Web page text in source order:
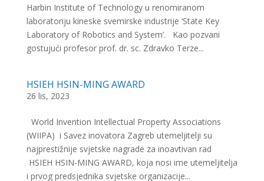
Harbin Institute of Technology u renomiranom
laboratoriju kineske svemirske industrije ‘State Key
Laboratory of Robotics and System’. Kao pozvani
gostujući profesor prof. dr. sc. Zdravko Terze...
HSIEH HSIN-MING AWARD
26 lis, 2023
World Invention Intellectual Property Associations
(WIIPA) i Savez inovatora Zagreb utemeljitelji su
najprestižnije svjetske nagrade za inoavtivan rad
HSIEH HSIN-MING AWARD, koja nosi ime utemeljitelja
i prvog predsjednika svjetske organizacije...